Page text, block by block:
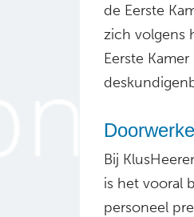
de Eerste
zich volgens
Eerste
Bij
is het vooral
personeel